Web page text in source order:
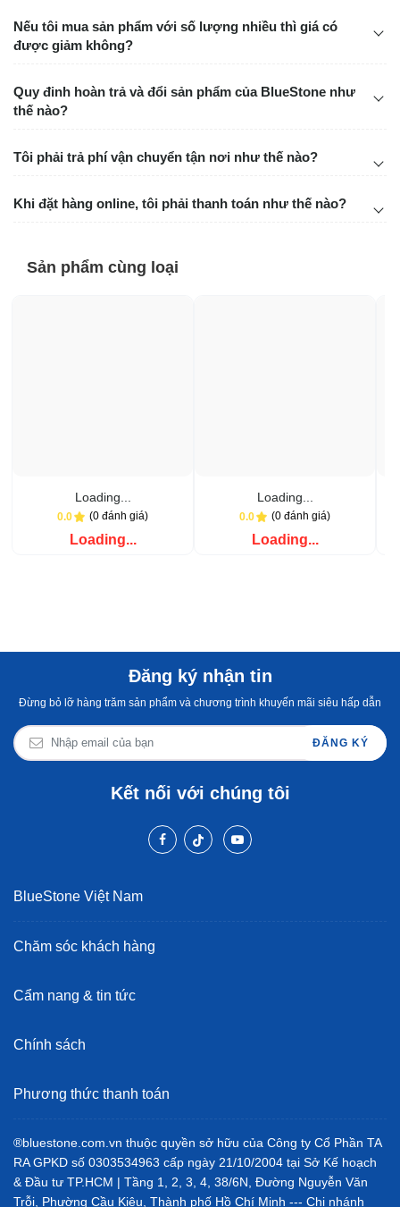
Nếu tôi mua sản phẩm với số lượng nhiều thì giá có
được giảm không?
Quy đinh hoàn trả và đổi sản phẩm của BlueStone như
thế nào?
Tôi phải trả phí vận chuyển tận nơi như thế nào?
Khi đặt hàng online, tôi phải thanh toán như thế nào?
Sản phẩm cùng loại
Loading...
0.0 (0 đánh giá)
Loading...
Loading...
0.0 (0 đánh giá)
Loading...
Đăng ký nhận tin
Đừng bỏ lỡ hàng trăm sản phẩm và chương trình khuyến mãi siêu hấp dẫn
ĐĂNG KÝ
Kết nối với chúng tôi
BlueStone Việt Nam
Chăm sóc khách hàng
Cẩm nang & tin tức
Chính sách
Phương thức thanh toán
®bluestone.com.vn thuộc quyền sở hữu của Công ty Cổ Phần TA
RA GPKD số 0303534963 cấp ngày 21/10/2004 tại Sở Kế hoạch
& Đầu tư TP.HCM | Tầng 1, 2, 3, 4, 38/6N, Đường Nguyễn Văn
Trỗi, Phường Cầu Kiệu, Thành phố Hồ Chí Minh --- Chi nhánh